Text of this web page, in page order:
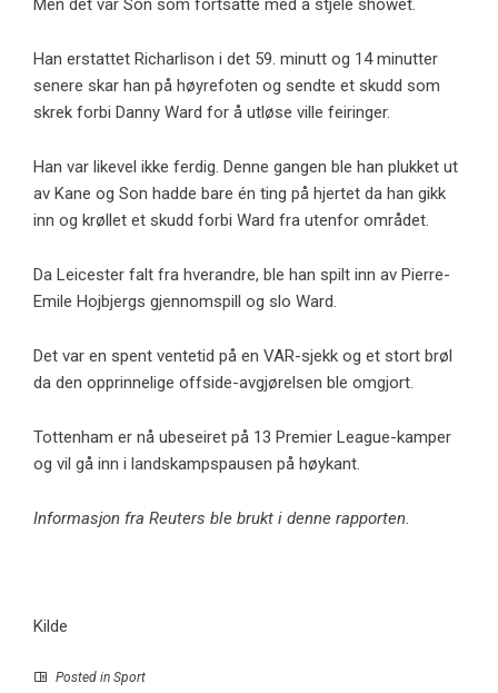
Men det var Son som fortsatte med å stjele showet.
Han erstattet Richarlison i det 59. minutt og 14 minutter
senere skar han på høyrefoten og sendte et skudd som
skrek forbi Danny Ward for å utløse ville feiringer.
Han var likevel ikke ferdig. Denne gangen ble han plukket ut
av Kane og Son hadde bare én ting på hjertet da han gikk
inn og krøllet et skudd forbi Ward fra utenfor området.
Da Leicester falt fra hverandre, ble han spilt inn av Pierre-
Emile Hojbjergs gjennomspill og slo Ward.
Det var en spent ventetid på en VAR-sjekk og et stort brøl
da den opprinnelige offside-avgjørelsen ble omgjort.
Tottenham er nå ubeseiret på 13 Premier League-kamper
og vil gå inn i landskampspausen på høykant.
Informasjon fra Reuters ble brukt i denne rapporten.
Kilde
Posted in Sport